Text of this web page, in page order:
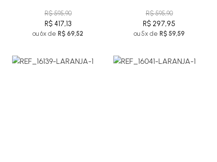
R$ 595,90
R$ 417,13
ou 6x de R$ 69,52
R$ 595,90
R$ 297,95
ou 5x de R$ 59,59